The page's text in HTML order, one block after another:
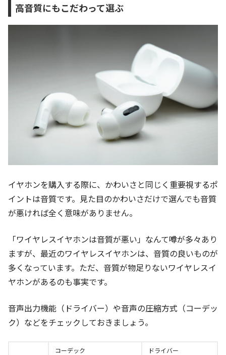
高音質にもこだわって選ぶ
イヤホンを購入する際に、かわいさと同じく重要視するポ
イントは音質です。見た目のかわいさだけで選んでも音質
が悪ければ全く意味がありません。
「ワイヤレスイヤホンは音質が悪い」なんて噂が多々あり
ますが、最近のワイヤレスイヤホンは、音質の良いものが
多くなっています。ただ、音質が物足りないワイヤレスイ
ヤホンがあるのも事実です。
音声出力機能（ドライバー）や音声の圧縮方式（コーデッ
ク）などをチェックしておきましょう。
コーデック
ドライバー